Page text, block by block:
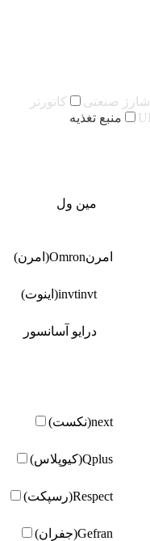
شارژ صنعتی
کانورتر
منبع تغذیه
مین ول
امرنOmron(امرن)
invtinvt(اینوت)
درایو آسانسور
next(نکست)
Qplus(کیوپلاس)
Respect(رسپکت)
Gefran(جفران)